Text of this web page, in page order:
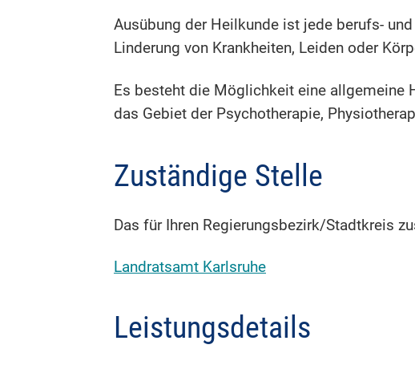
Ausübung der Heilkunde ist jede berufs-
Linderung von Krankheiten, Leiden oder
Es besteht die Möglichkeit eine allgemeine
das Gebiet der Psychotherapie,
Zuständige Stelle
Das für Ihren Regierungsbezirk/Stadtkreis
Landratsamt Karlsruhe
Leistungsdetails